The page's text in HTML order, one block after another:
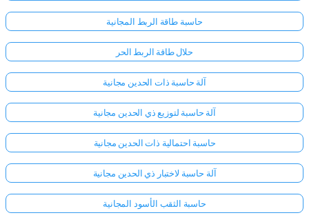
حاسبة طاقة الربط المجانية
حلال طاقة الربط الحر
آلة حاسبة ذات الحدين مجانية
آلة حاسبة لتوزيع ذي الحدين مجانية
حاسبة احتمالية ذات الحدين مجانية
آلة حاسبة لاختبار ذي الحدين مجانية
حاسبة الثقب الأسود المجانية